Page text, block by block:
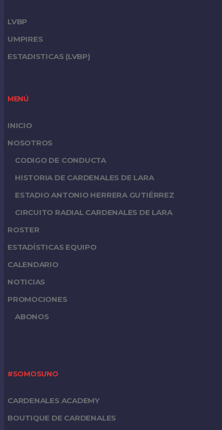
LVBP
UMPIRES
ESTADISTICAS (LVBP)
MENÚ
INICIO
NOSOTROS
CODIGO DE CONDUCTA
HISTORIA DE CARDENALES DE LARA
ESTADIO ANTONIO HERRERA GUTIÉRREZ
CIRCUITO RADIAL CARDENALES DE LARA
ROSTER
ESTADÍSTICAS EQUIPO
CALENDARIO
NOTICIAS
PROMOCIONES
ABONOS
#SOMOSUNO
CARDENALES ACADEMY
BOUTIQUE DE CARDENALES